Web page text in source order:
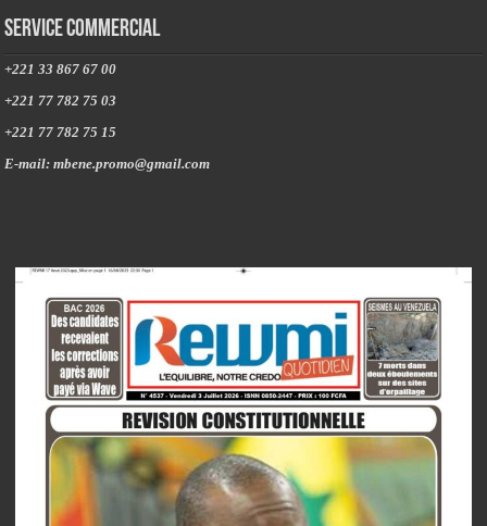
Service commercial
+221 33 867 67 00
+221 77 782 75 03
+221 77 782 75 15
E-mail: mbene.promo@gmail.com